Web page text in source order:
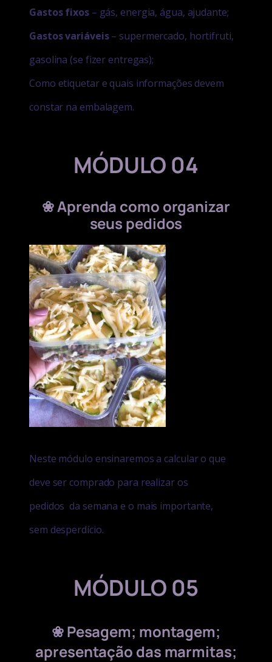
Gastos fixos– gás, energia, água, ajudante;
Gastos variáveis– supermercado, hortifruti,
gasolina (se fizer entregas);
Como etiquetar e quais informações devem
constar na embalagem.
MÓDULO 04
❀Aprenda como organizar
seus pedidos
Neste módulo ensinaremos a calcular o que
deve ser comprado para realizar os
pedidosda semana e o mais importante,
sem desperdício.
MÓDULO 05
❀Pesagem; montagem;
apresentação das marmitas;